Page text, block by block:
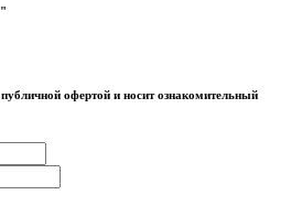
офертой и носит ознакомительный